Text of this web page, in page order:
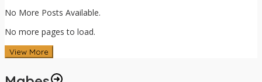
No More Posts Available.
No more pages to load.
View More